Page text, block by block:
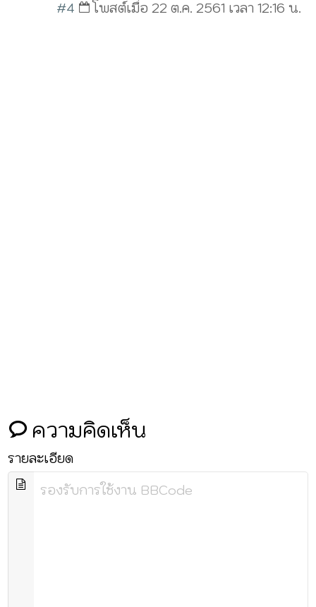
#4 โพสต์เมื่อ 22 ต.ค. 2561 เวลา 12:16 น.
ความคิดเห็น
รายละเอียด